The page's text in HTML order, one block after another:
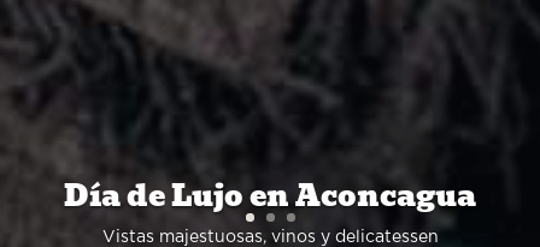
Día de Lujo en Aconcagua
Vistas majestuosas, vinos y delicatessen